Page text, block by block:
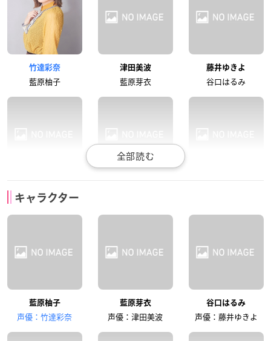
竹達彩奈
藍原柚子
津田美波
藍原芽衣
藤井ゆきよ
谷口はるみ
桃木野姫子
植田佳奈
藍原梅
前野智昭
藍原翔
金元寿子
タチバナ・サラ
キャラクター
藍原柚子
声優：竹達彩奈
藍原芽衣
声優：津田美波
谷口はるみ
声優：藤井ゆきよ